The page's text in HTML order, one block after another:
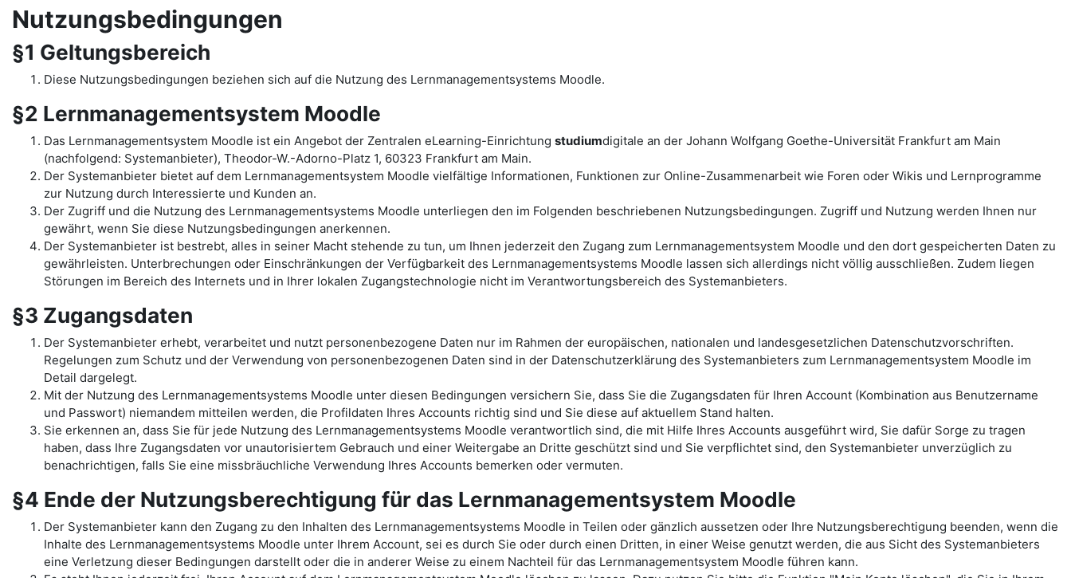
Nutzungsbedingungen
§1 Geltungsbereich
Diese Nutzungsbedingungen beziehen sich auf die Nutzung des Lernmanagementsystems Moodle.
§2 Lernmanagementsystem Moodle
Das Lernmanagementsystem Moodle ist ein Angebot der Zentralen eLearning-Einrichtung studiumdigitale an der Johann Wolfgang Goethe-Universität Frankfurt am Main
(nachfolgend: Systemanbieter), Theodor-W.-Adorno-Platz 1, 60323 Frankfurt am Main.
Der Systemanbieter bietet auf dem Lernmanagementsystem Moodle vielfältige Informationen, Funktionen zur Online-Zusammenarbeit wie Foren oder Wikis und Lernprogramme
zur Nutzung durch Interessierte und Kunden an.
Der Zugriff und die Nutzung des Lernmanagementsystems Moodle unterliegen den im Folgenden beschriebenen Nutzungsbedingungen. Zugriff und Nutzung werden Ihnen nur
gewährt, wenn Sie diese Nutzungsbedingungen anerkennen.
Der Systemanbieter ist bestrebt, alles in seiner Macht stehende zu tun, um Ihnen jederzeit den Zugang zum Lernmanagementsystem Moodle und den dort gespeicherten Daten zu
gewährleisten. Unterbrechungen oder Einschränkungen der Verfügbarkeit des Lernmanagementsystems Moodle lassen sich allerdings nicht völlig ausschließen. Zudem liegen
Störungen im Bereich des Internets und in Ihrer lokalen Zugangstechnologie nicht im Verantwortungsbereich des Systemanbieters.
§3 Zugangsdaten
Der Systemanbieter erhebt, verarbeitet und nutzt personenbezogene Daten nur im Rahmen der europäischen, nationalen und landesgesetzlichen Datenschutzvorschriften.
Regelungen zum Schutz und der Verwendung von personenbezogenen Daten sind in der Datenschutzerklärung des Systemanbieters zum Lernmanagementsystem Moodle im
Detail dargelegt.
Mit der Nutzung des Lernmanagementsystems Moodle unter diesen Bedingungen versichern Sie, dass Sie die Zugangsdaten für Ihren Account (Kombination aus Benutzername
und Passwort) niemandem mitteilen werden, die Profildaten Ihres Accounts richtig sind und Sie diese auf aktuellem Stand halten.
Sie erkennen an, dass Sie für jede Nutzung des Lernmanagementsystems Moodle verantwortlich sind, die mit Hilfe Ihres Accounts ausgeführt wird, Sie dafür Sorge zu tragen
haben, dass Ihre Zugangsdaten vor unautorisiertem Gebrauch und einer Weitergabe an Dritte geschützt sind und Sie verpflichtet sind, den Systemanbieter unverzüglich zu
benachrichtigen, falls Sie eine missbräuchliche Verwendung Ihres Accounts bemerken oder vermuten.
§4 Ende der Nutzungsberechtigung für das Lernmanagementsystem Moodle
Der Systemanbieter kann den Zugang zu den Inhalten des Lernmanagementsystems Moodle in Teilen oder gänzlich aussetzen oder Ihre Nutzungsberechtigung beenden, wenn die
Inhalte des Lernmanagementsystems Moodle unter Ihrem Account, sei es durch Sie oder durch einen Dritten, in einer Weise genutzt werden, die aus Sicht des Systemanbieters
eine Verletzung dieser Bedingungen darstellt oder die in anderer Weise zu einem Nachteil für das Lernmanagementsystem Moodle führen kann.